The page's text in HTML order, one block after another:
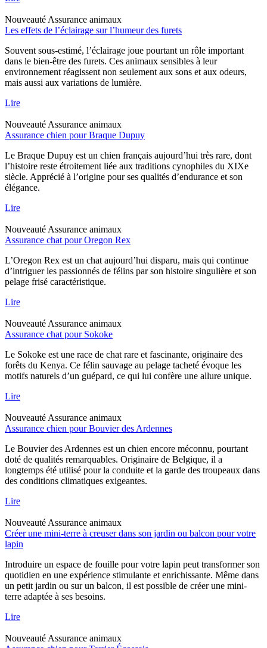
Nouveauté Assurance animaux
Les effets de l’éclairage sur l’humeur des furets
Souvent sous-estimé, l’éclairage joue pourtant un rôle important
dans le bien-être des furets. Ces animaux sensibles à leur
environnement réagissent non seulement aux sons et aux odeurs,
mais aussi aux variations de lumière.
Lire
Nouveauté Assurance animaux
Assurance chien pour Braque Dupuy
Le Braque Dupuy est un chien français aujourd’hui très rare, dont
l’histoire reste étroitement liée aux traditions cynophiles du XIXe
siècle. Apprécié à l’origine pour ses qualités d’endurance et son
élégance.
Lire
Nouveauté Assurance animaux
Assurance chat pour Oregon Rex
L’Oregon Rex est un chat aujourd’hui disparu, mais qui continue
d’intriguer les passionnés de félins par son histoire singulière et son
pelage frisé caractéristique.
Lire
Nouveauté Assurance animaux
Assurance chat pour Sokoke
Le Sokoke est une race de chat rare et fascinante, originaire des
forêts du Kenya. Ce félin sauvage au pelage tacheté évoque les
motifs naturels d’un guépard, ce qui lui confère une allure unique.
Lire
Nouveauté Assurance animaux
Assurance chien pour Bouvier des Ardennes
Le Bouvier des Ardennes est un chien encore méconnu, pourtant
doté de qualités remarquables. Originaire de Belgique, il a
longtemps été utilisé pour la conduite et la garde des troupeaux dans
des conditions climatiques exigeantes.
Lire
Nouveauté Assurance animaux
Créer une mini-terre à creuser dans son jardin ou balcon pour votre
lapin
Introduire un espace de fouille pour votre lapin peut transformer son
quotidien en une expérience stimulante et enrichissante. Même dans
un petit jardin ou sur un balcon, il est possible de créer une mini-
terre adaptée à ses besoins.
Lire
Nouveauté Assurance animaux